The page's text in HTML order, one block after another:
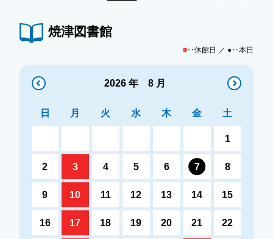
焼津図書館
■‥休館日 ／ ●‥本日
2026 年 8 月
日 月 火 水 木 金 土
1
2 3 4 5 6 7 8
9 10 11 12 13 14 15
16 17 18 19 20 21 22